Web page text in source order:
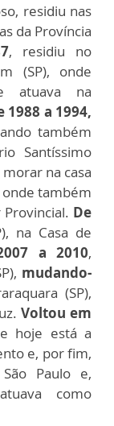
residiu nas
da Província
, residiu no
(SP), onde
atuava na
1988 a 1994,
também
Santíssimo
na casa
onde também
De
na Casa de
a 2010,
mudando-
(SP),
Voltou em
hoje está a
e, por fim,
Paulo e,
como